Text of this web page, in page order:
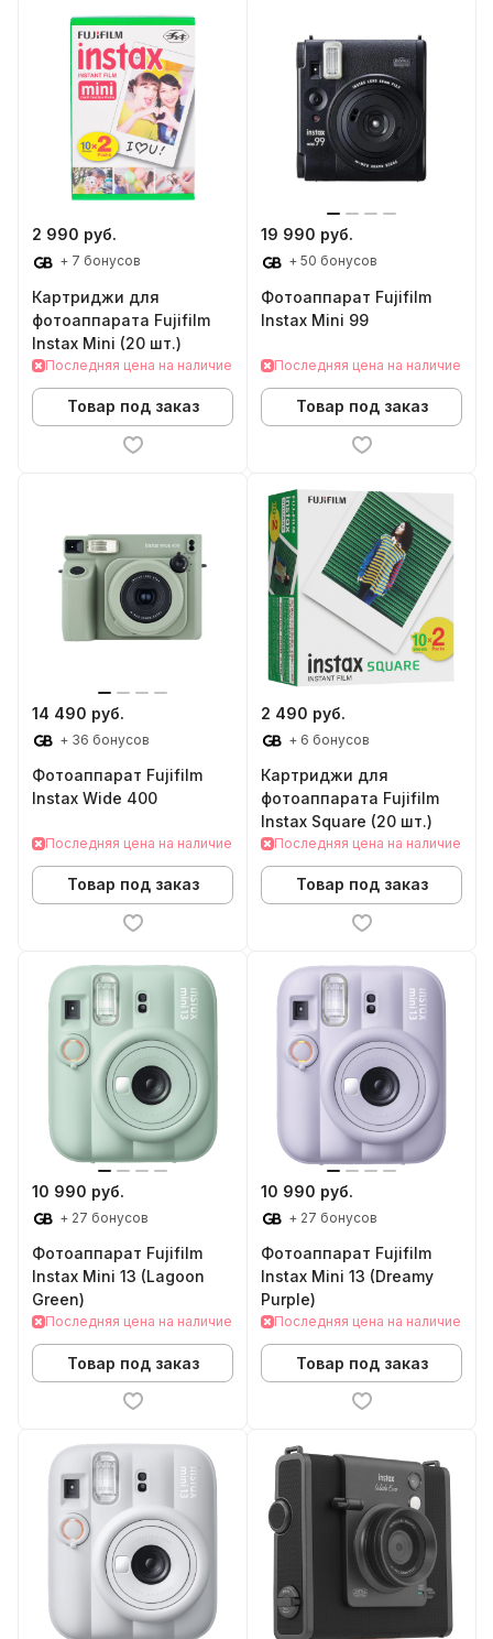
2 990 руб.
+ 7 бонусов
Картриджи для
фотоаппарата Fujifilm
Instax Mini (20 шт.)
Последняя цена на наличие
Товар под заказ
19 990 руб.
+ 50 бонусов
Фотоаппарат Fujifilm
Instax Mini 99
Последняя цена на наличие
Товар под заказ
14 490 руб.
+ 36 бонусов
Фотоаппарат Fujifilm
Instax Wide 400
Последняя цена на наличие
Товар под заказ
2 490 руб.
+ 6 бонусов
Картриджи для
фотоаппарата Fujifilm
Instax Square (20 шт.)
Последняя цена на наличие
Товар под заказ
10 990 руб.
+ 27 бонусов
Фотоаппарат Fujifilm
Instax Mini 13 (Lagoon
Green)
Последняя цена на наличие
Товар под заказ
10 990 руб.
+ 27 бонусов
Фотоаппарат Fujifilm
Instax Mini 13 (Dreamy
Purple)
Последняя цена на наличие
Товар под заказ